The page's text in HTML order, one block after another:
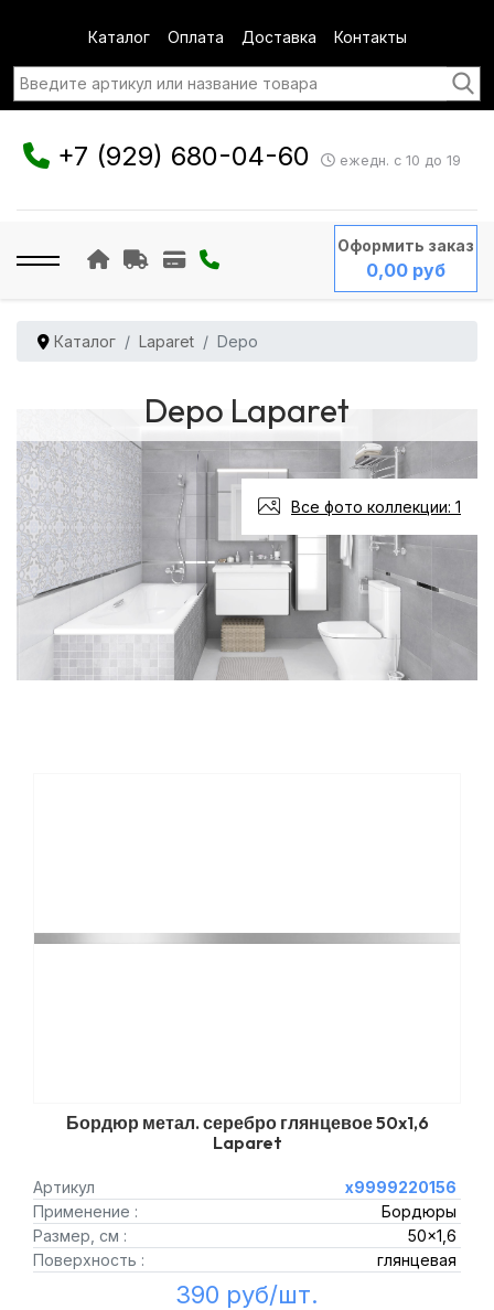
Каталог Оплата Доставка Контакты
+7 (929) 680-04-60 ежедн. с 10 до 19
Оформить заказ
0,00 руб
Каталог Laparet Depo
Depo Laparet
Все фото коллекции: 1
Бордюр метал. серебро глянцевое 50x1,6
Laparet
Артикул
х9999220156
Применение :
Бордюры
Размер, см :
50x1,6
Поверхность :
глянцевая
390 руб/шт.